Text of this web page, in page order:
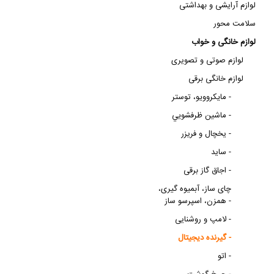
لوازم آرایشی و بهداشتی
سلامت محور
لوازم خانگی و خواب
لوازم صوتی و تصویری
لوازم خانگی برقی
مايکروويو، توستر -
ماشين ظرفشويي -
یخچال و فریزر -
ساید -
اجاق گاز برقی -
چای ساز، آبمیوه گیری،
همزن، اسپرسو ساز -
لامپ و روشنایی -
گیرنده دیجیتال -
اتو -